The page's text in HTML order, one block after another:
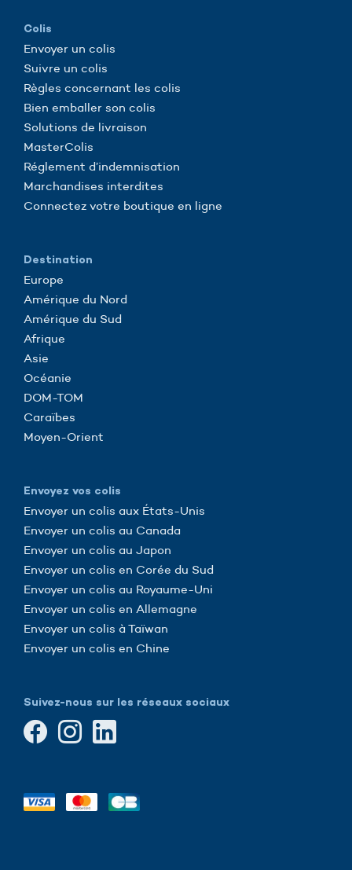
Colis
Envoyer un colis
Suivre un colis
Règles concernant les colis
Bien emballer son colis
Solutions de livraison
MasterColis
Réglement d’indemnisation
Marchandises interdites
Connectez votre boutique en ligne
Destination
Europe
Amérique du Nord
Amérique du Sud
Afrique
Asie
Océanie
DOM-TOM
Caraïbes
Moyen-Orient
Envoyez vos colis
Envoyer un colis aux États-Unis
Envoyer un colis au Canada
Envoyer un colis au Japon
Envoyer un colis en Corée du Sud
Envoyer un colis au Royaume-Uni
Envoyer un colis en Allemagne
Envoyer un colis à Taïwan
Envoyer un colis en Chine
Suivez-nous sur les réseaux sociaux